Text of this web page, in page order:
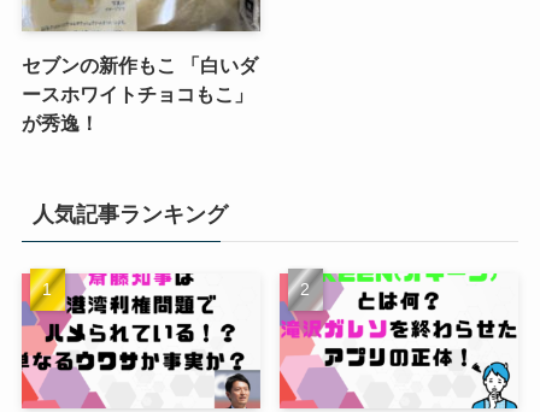
セブンの新作もこ 「白いダ
ースホワイトチョコもこ」
が秀逸！
人気記事ランキング